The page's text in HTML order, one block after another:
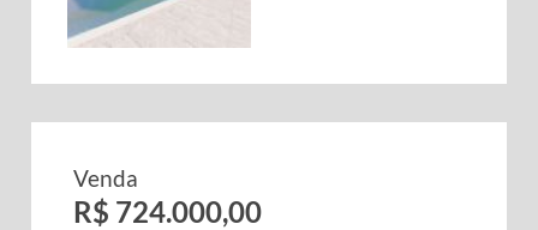
Venda
R$ 724.000,00